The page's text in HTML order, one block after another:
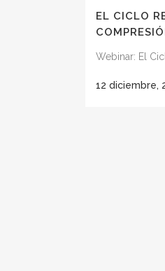
EL CICLO
Webinar: El
12 diciembre,